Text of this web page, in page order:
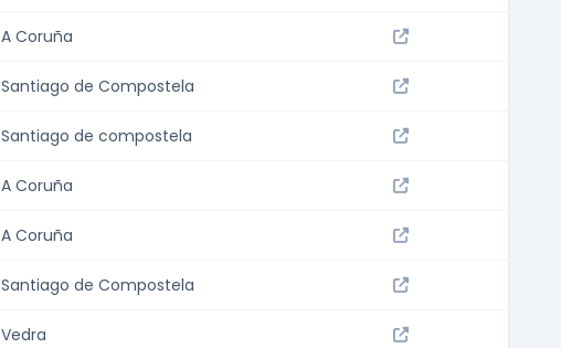
A Coruña
Santiago de Compostela
Santiago de compostela
A Coruña
A Coruña
Santiago de Compostela
Vedra